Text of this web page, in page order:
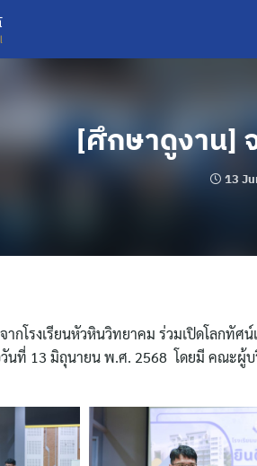
[ศึกษาดูงาน]
13
กโรงเรียนหัวหินวิทยาคม ร่วมเปิดโลกทั
นที่ 13 มิถุนายน พ.ศ. 2568 โดยมี คณะผู้